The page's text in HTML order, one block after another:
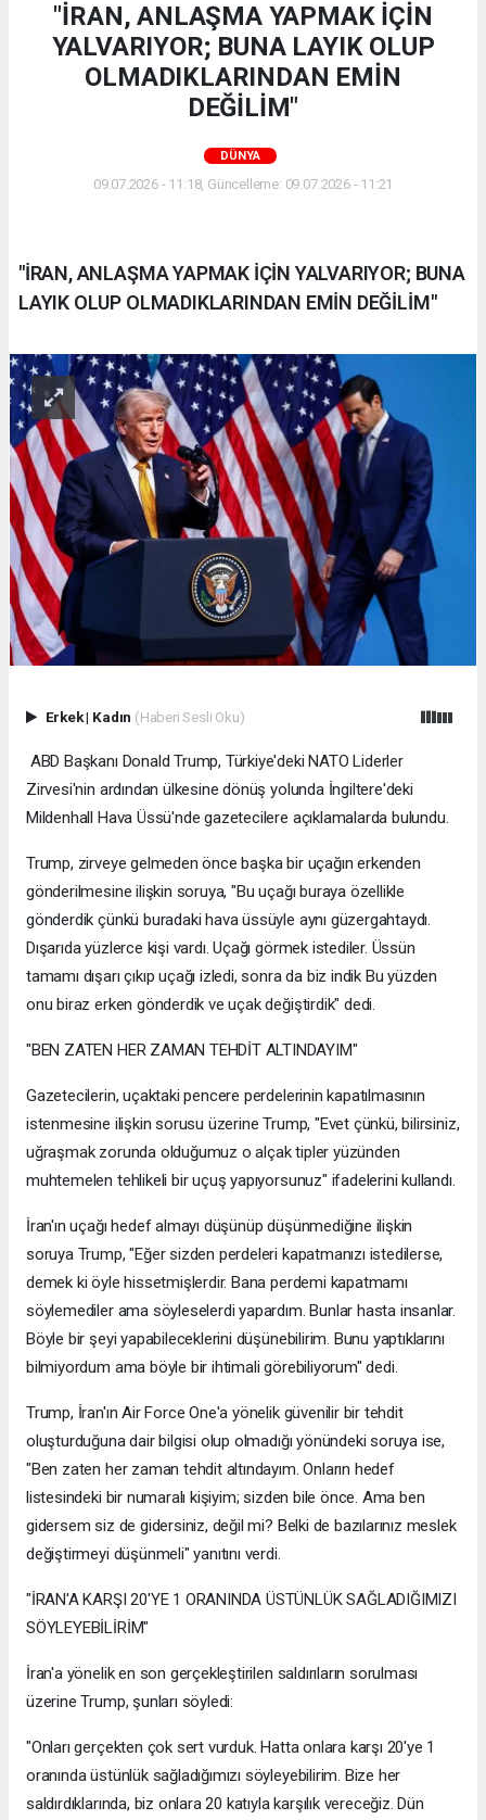
"İRAN, ANLAŞMA YAPMAK İÇİN
YALVARIYOR; BUNA LAYIK OLUP
OLMADIKLARINDAN EMİN
DEĞİLİM"
DÜNYA
09.07.2026 - 11:18, Güncelleme: 09.07.2026 - 11:21
"İRAN, ANLAŞMA YAPMAK İÇİN YALVARIYOR; BUNA
LAYIK OLUP OLMADIKLARINDAN EMİN DEĞİLİM"
Erkek| Kadın (Haberi Sesli Oku)
ABD Başkanı Donald Trump, Türkiye'deki NATO Liderler
Zirvesi'nin ardından ülkesine dönüş yolunda İngiltere'deki
Mildenhall Hava Üssü'nde gazetecilere açıklamalarda bulundu.
Trump, zirveye gelmeden önce başka bir uçağın erkenden
gönderilmesine ilişkin soruya, "Bu uçağı buraya özellikle
gönderdik çünkü buradaki hava üssüyle aynı güzergahtaydı.
Dışarıda yüzlerce kişi vardı. Uçağı görmek istediler. Üssün
tamamı dışarı çıkıp uçağı izledi, sonra da biz indik Bu yüzden
onu biraz erken gönderdik ve uçak değiştirdik" dedi.
"BEN ZATEN HER ZAMAN TEHDİT ALTINDAYIM"
Gazetecilerin, uçaktaki pencere perdelerinin kapatılmasının
istenmesine ilişkin sorusu üzerine Trump, "Evet çünkü, bilirsiniz,
uğraşmak zorunda olduğumuz o alçak tipler yüzünden
muhtemelen tehlikeli bir uçuş yapıyorsunuz" ifadelerini kullandı.
İran'ın uçağı hedef almayı düşünüp düşünmediğine ilişkin
soruya Trump, "Eğer sizden perdeleri kapatmanızı istedilerse,
demek ki öyle hissetmişlerdir. Bana perdemi kapatmamı
söylemediler ama söyleselerdi yapardım. Bunlar hasta insanlar.
Böyle bir şeyi yapabileceklerini düşünebilirim. Bunu yaptıklarını
bilmiyordum ama böyle bir ihtimali görebiliyorum" dedi.
Trump, İran'ın Air Force One'a yönelik güvenilir bir tehdit
oluşturduğuna dair bilgisi olup olmadığı yönündeki soruya ise,
"Ben zaten her zaman tehdit altındayım. Onların hedef
listesindeki bir numaralı kişiyim; sizden bile önce. Ama ben
gidersem siz de gidersiniz, değil mi? Belki de bazılarınız meslek
değiştirmeyi düşünmeli" yanıtını verdi.
"İRAN'A KARŞI 20'YE 1 ORANINDA ÜSTÜNLÜK SAĞLADIĞIMIZI
SÖYLEYEBİLİRİM"
İran'a yönelik en son gerçekleştirilen saldırıların sorulması
üzerine Trump, şunları söyledi:
"Onları gerçekten çok sert vurduk. Hatta onlara karşı 20'ye 1
oranında üstünlük sağladığımızı söyleyebilirim. Bize her
saldırdıklarında, biz onlara 20 katıyla karşılık vereceğiz. Dün